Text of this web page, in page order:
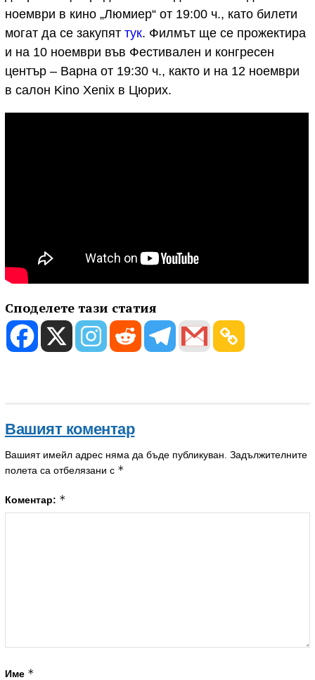
ноември в кино „Люмиер“ от 19:00 ч., като билети
могат да се закупят тук. Филмът ще се прожектира
и на 10 ноември във Фестивален и конгресен
център – Варна от 19:30 ч., както и на 12 ноември
в салон Kino Xenix в Цюрих.
Споделете тази статия
Вашият коментар
Вашият имейл адрес няма да бъде публикуван. Задължителните
полета са отбелязани с *
Коментар: *
Име *